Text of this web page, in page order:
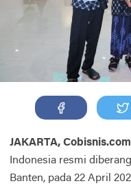
JAKARTA,
Indonesia resmi
Banten, pada 22 April